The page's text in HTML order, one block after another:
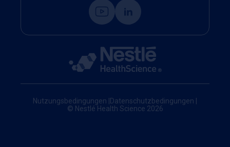
Nutzungsbedingungen Datenschutzbedingungen
© Nestlé Health Science 2026